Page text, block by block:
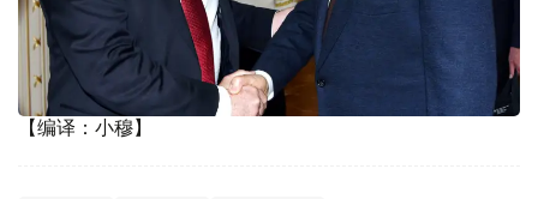
【编译：小穆】